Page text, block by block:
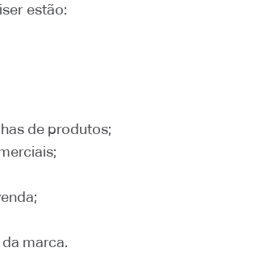
estão:
de produtos;
marca.